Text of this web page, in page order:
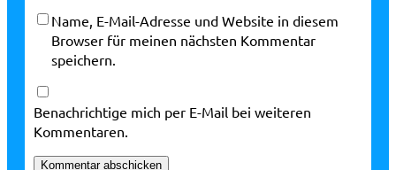
Name, E-Mail-Adresse und Website in diesem
Browser für meinen nächsten Kommentar
speichern.
Benachrichtige mich per E-Mail bei weiteren
Kommentaren.